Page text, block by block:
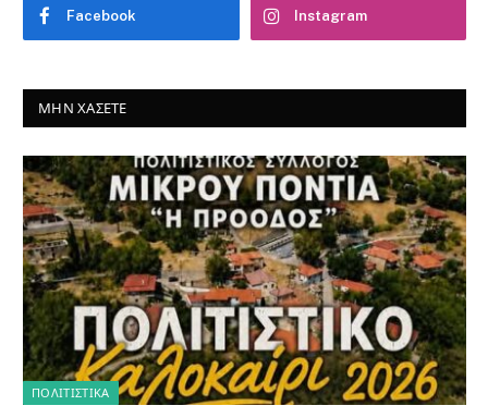
Facebook Instagram
ΜΗΝ ΧΆΣΕΤΕ
ΠΟΛΙΤΙΣΤΙΚΑ